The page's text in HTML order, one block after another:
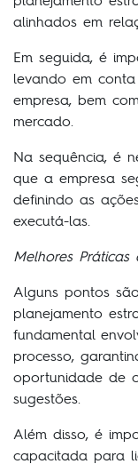
alinhados em
Em seguida, é
levando em
empresa, bem
mercado.
Na sequência, é
que a empresa
definindo as
executá-las.
Melhores
Alguns pontos
planejamento
fundamental
processo,
oportunidade de
sugestões.
Além disso, é
capacitada para